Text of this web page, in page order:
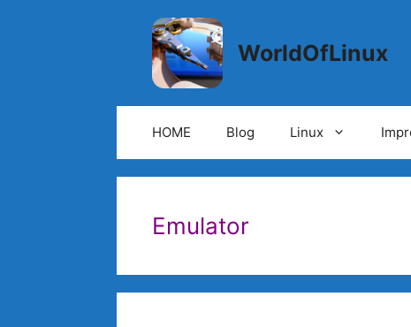
WorldOfLinux
HOME Blog Linux
Emulator